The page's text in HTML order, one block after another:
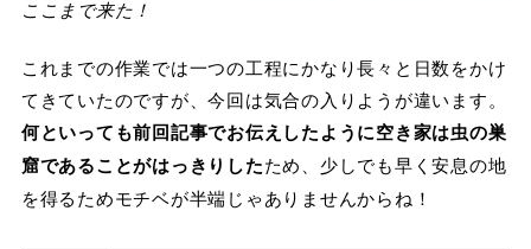
ここまで来た！
これまでの作業では一つの工程にかなり長々と日数をかけ
てきていたのですが、今回は気合の入りようが違います。
何といっても前回記事でお伝えしたように空き家は虫の巣
窟であることがはっきりしたため、少しでも早く安息の地
を得るためモチベが半端じゃありませんからね！